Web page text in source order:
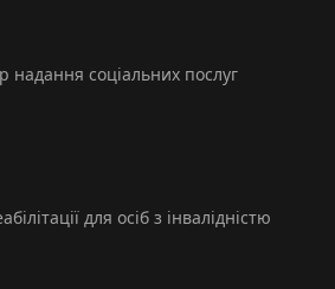
надання соціальних послуг
для осіб з інвалідністю